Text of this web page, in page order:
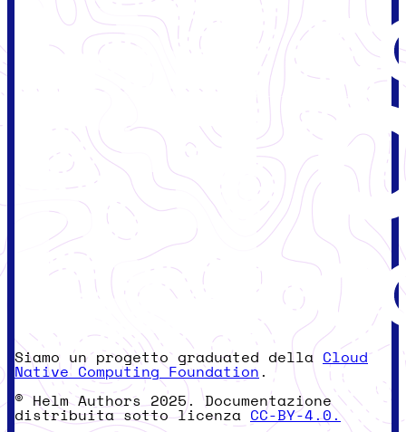
Siamo un progetto graduated della Cloud
Native Computing Foundation .
© Helm Authors 2025. Documentazione
distribuita sotto licenza CC-BY-4.0.